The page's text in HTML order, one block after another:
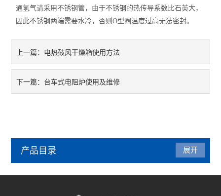
通氢气请采用不锈钢管，由于不锈钢的热传导系数比石英大，
因此不锈钢两端需要水冷，否则O型圈温度过高无法密封。
上一篇： 电热鼓风干燥箱使用方法
下一篇： 台车式电阻炉使用及维修
产品目录 展开